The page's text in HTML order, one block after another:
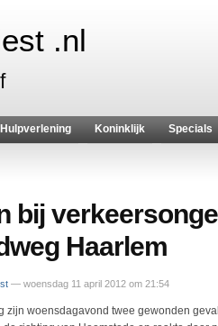
.nl
Hulpverlening Koninklijk Specials
bij
Haarlem
— woensdag 11 april 2012 om 21:54
zijn woensdagavond twee gewonden